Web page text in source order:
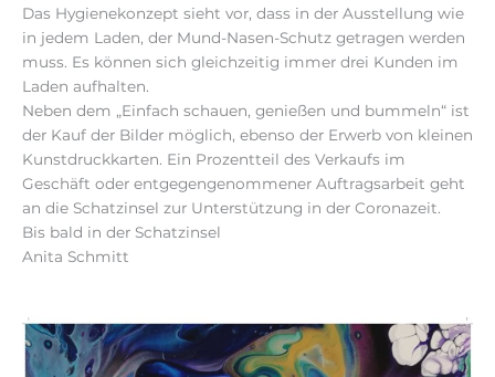
Das Hygienekonzept sieht vor, dass in der Ausstellung wie
in jedem Laden, der Mund-Nasen-Schutz getragen werden
muss. Es können sich gleichzeitig immer drei Kunden im
Laden aufhalten.
Neben dem „Einfach schauen, genießen und bummeln“ ist
der Kauf der Bilder möglich, ebenso der Erwerb von kleinen
Kunstdruckkarten. Ein Prozentteil des Verkaufs im
Geschäft oder entgegengenommener Auftragsarbeit geht
an die Schatzinsel zur Unterstützung in der Coronazeit.
Bis bald in der Schatzinsel
Anita Schmitt